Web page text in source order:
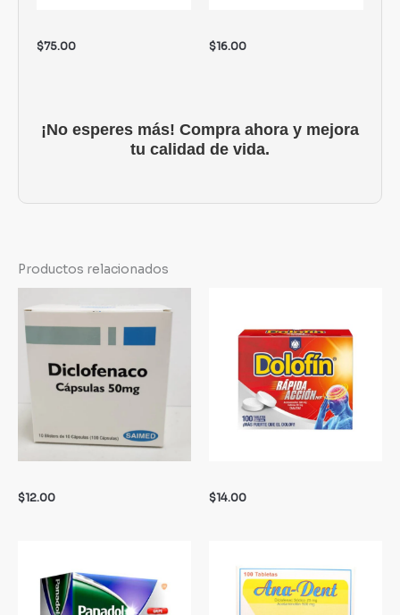
$75.00 $16.00
¡No esperes más! Compra ahora y mejora
tu calidad de vida.
Productos relacionados
$12.00 $14.00